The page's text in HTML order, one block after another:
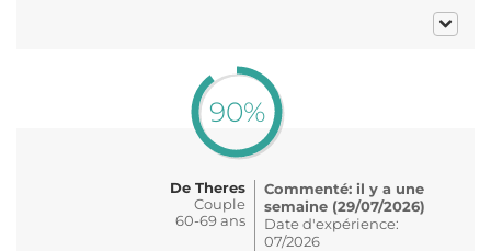
90%
De Theres
Couple
60-69 ans
Commenté: il y a une
semaine (29/07/2026)
Date d'expérience:
07/2026